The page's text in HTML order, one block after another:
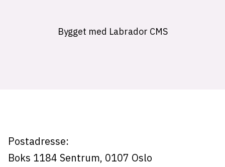
Bygget med Labrador CMS
Postadresse:
Boks 1184 Sentrum, 0107 Oslo